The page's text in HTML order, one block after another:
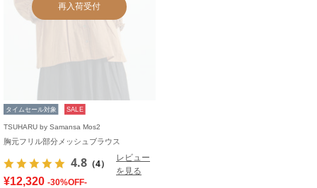
再入荷受付
タイムセール対象 SALE
TSUHARU by Samansa Mos2
胸元フリル部分メッシュブラウス
4.8 （4）
レビュー
を見る
¥12,320 -30%OFF-